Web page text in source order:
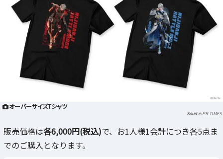
オーバーサイズTシャツ
PR TIMES
販売価格は各6,000円(税込)で、お1人様1会計につき各5点ま
でのご購入となります。